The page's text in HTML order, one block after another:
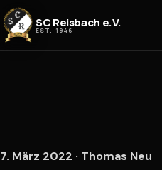
Zum Inhalt springen
SC Reisbach e.V.
EST. 1946
7. März 2022 · Thomas Neu